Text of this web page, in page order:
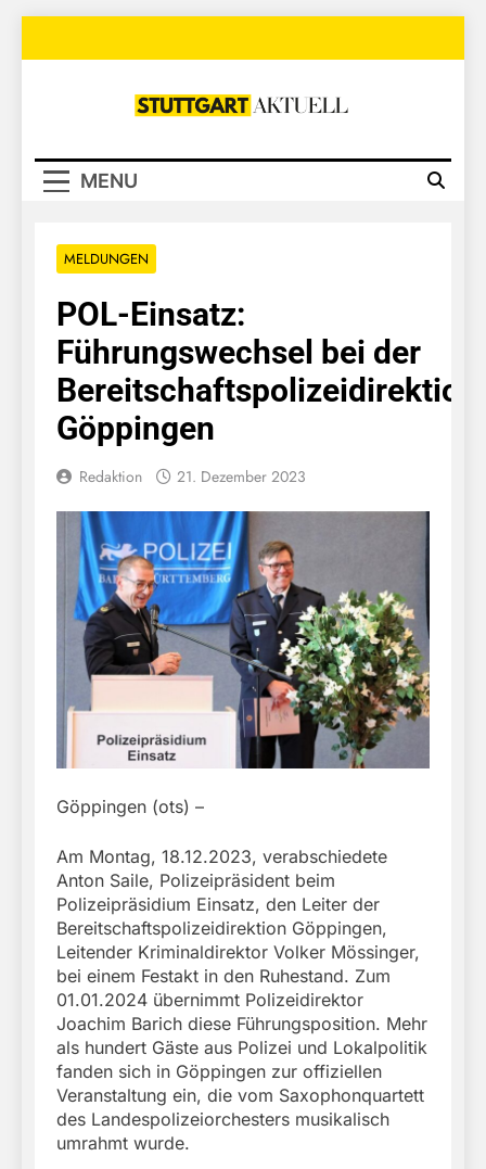
Stuttgart
MENU
MELDUNGEN
POL-Einsatz:
Führungswechsel bei der
Bereitschaftspolizeidirektion
Göppingen
Redaktion 21. Dezember 2023
Göppingen (ots) –
Am Montag, 18.12.2023, verabschiedete
Anton Saile, Polizeipräsident beim
Polizeipräsidium Einsatz, den Leiter der
Bereitschaftspolizeidirektion Göppingen,
Leitender Kriminaldirektor Volker Mössinger,
bei einem Festakt in den Ruhestand. Zum
01.01.2024 übernimmt Polizeidirektor
Joachim Barich diese Führungsposition. Mehr
als hundert Gäste aus Polizei und Lokalpolitik
fanden sich in Göppingen zur offiziellen
Veranstaltung ein, die vom Saxophonquartett
des Landespolizeiorchesters musikalisch
umrahmt wurde.